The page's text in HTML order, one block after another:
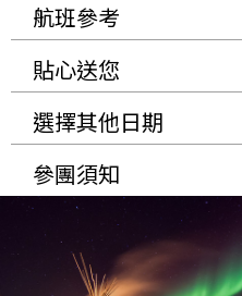
航班參考
貼心送您
選擇其他日期
參團須知